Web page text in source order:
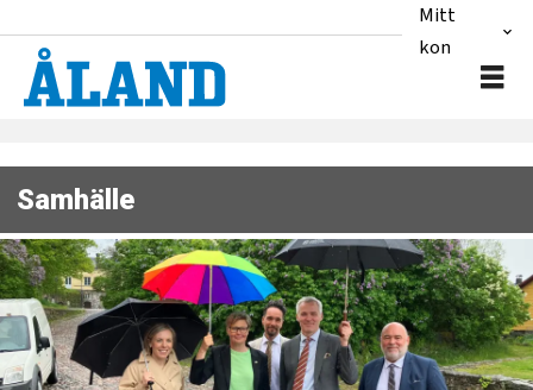
Mitt
konto
Samhälle